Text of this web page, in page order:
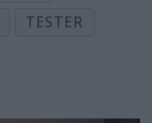
TESTER